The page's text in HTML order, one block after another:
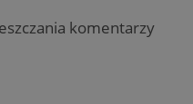
komentarzy